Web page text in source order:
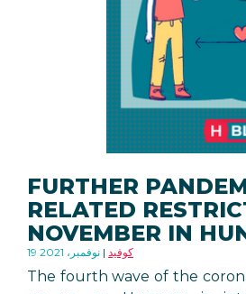
FURTHER
RELATED
NOVEMBER IN
19 نوفمبر، 2021 كوفيد
The fourth wave of the